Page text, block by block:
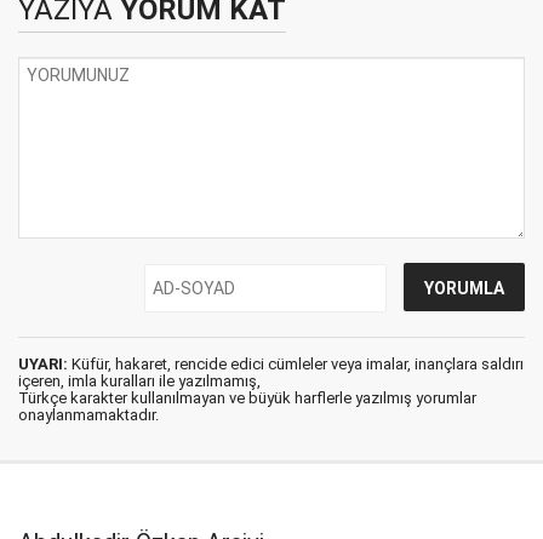
YAZIYA YORUM KAT
UYARI: Küfür, hakaret, rencide edici cümleler veya imalar, inançlara saldırı
içeren, imla kuralları ile yazılmamış,
Türkçe karakter kullanılmayan ve büyük harflerle yazılmış yorumlar
onaylanmamaktadır.